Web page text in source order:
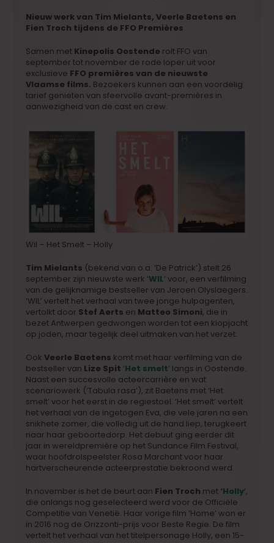
Nieuw werk van Tim Mielants, Veerle Baetens en
Fien Troch tijdens de FFO Premières
Samen met Kinepolis Oostende rolt FFO van
september tot november de rode loper uit voor
exclusieve FFO premières van de nieuwste
Vlaamse films. Bezoekers kunnen aan een voordelig
tarief genieten van sfeervolle avant-premières in
aanwezigheid van de cast en crew.
Wil – Het Smelt – Holly
Tim Mielants (bekend van o.a. ‘De Patrick’) stelt 26
september zijn nieuwste werk ‘WIL’ voor, een verfilming
van de gelijknamige bestseller van Jeroen Olyslaegers.
‘WIL’ vertelt het verhaal van twee jonge hulpagenten,
vertolkt door Stef Aerts en Matteo Simoni, die in
bezet Antwerpen gedwongen worden tot een klopjacht
op joden, maar tegelijk deel uitmaken van het verzet.
Ook Veerle Baetens komt met haar verfilming van de
bestseller van Lize Spit ‘Het smelt’ langs in Oostende.
Naast een succesvolle acteercarrière en wat
scenariowerk (‘Tabula rasa’), zit Baetens met ‘Het
smelt’ voor het eerst in de regiestoel. ‘Het smelt’ vertelt
het verhaal van de ingetogen Eva, die vele jaren na een
snikhete zomer, die volledig uit de hand liep, terugkeert
naar haar geboortedorp. Het debuut ging eerder dit
jaar in wereldpremière op het Sundance Film Festival,
waar hoofdrolspeelster Rosa Marchant voor haar
hartverscheurende acteerprestatie bekroond werd.
In november is het de beurt aan Fien Troch met ‘Holly‘,
die onlangs nog geselecteerd werd voor de Officiële
Competitie van Venetië. Haar vorige film ‘Home’ won er
in 2016 nog de Orizzonti-prijs voor Beste Regie. De film
vertelt het verhaal van het titelpersonage Holly, een 15-